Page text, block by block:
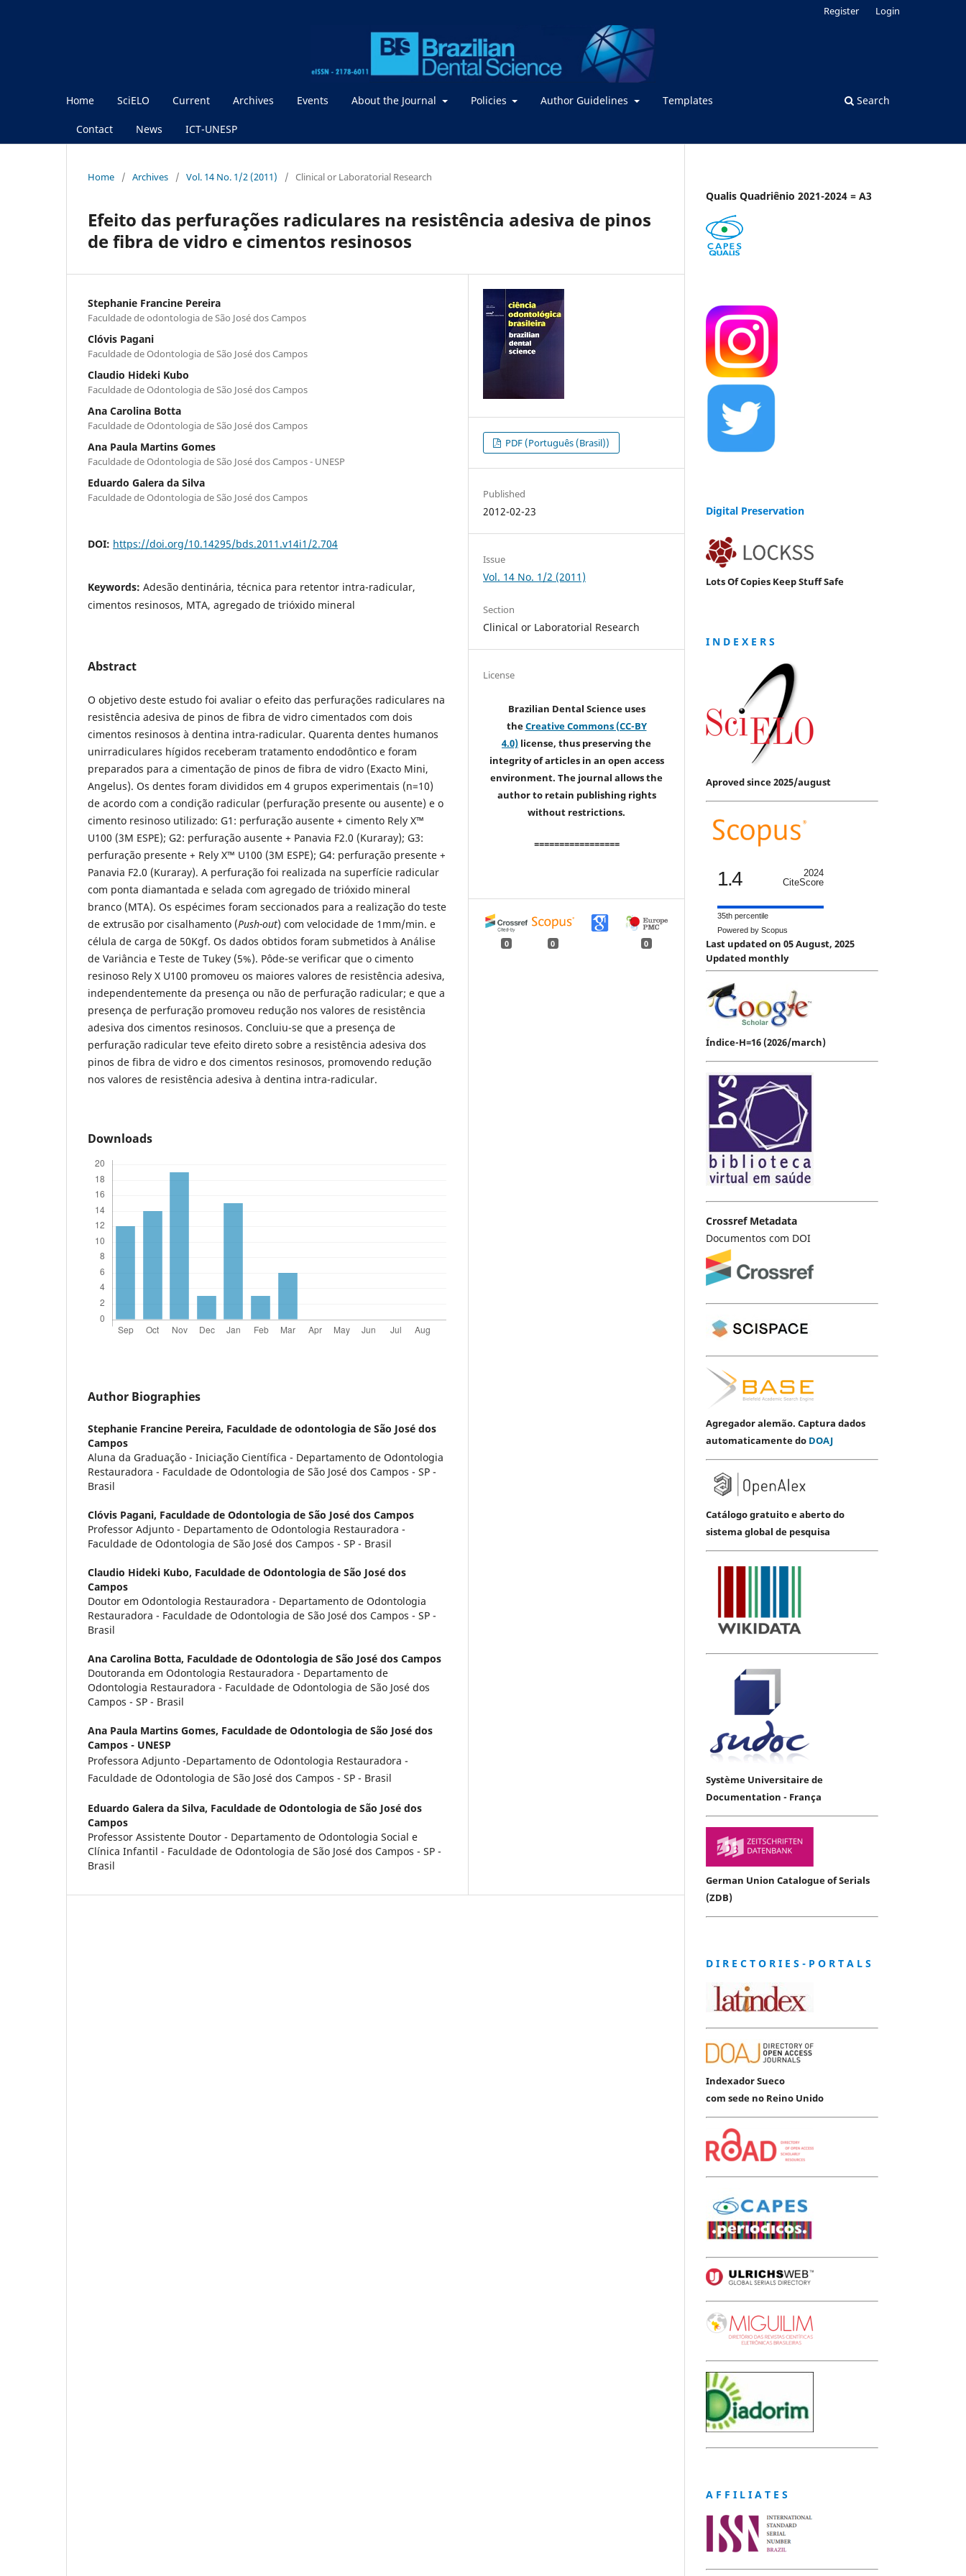
Home SciELO Current Archives Events About the Journal Policies Author Guidelines Templates
Contact News ICT-UNESP
Search
Register Login
Home / Archives / Vol. 14 No. 1/2 (2011) / Clinical or Laboratorial Research
Efeito das perfurações radiculares na resistência adesiva de pinos
de fibra de vidro e cimentos resinosos
Stephanie Francine Pereira
Faculdade de odontologia de São José dos Campos
Clóvis Pagani
Faculdade de Odontologia de São José dos Campos
Claudio Hideki Kubo
Faculdade de Odontologia de São José dos Campos
Ana Carolina Botta
Faculdade de Odontologia de São José dos Campos
Ana Paula Martins Gomes
Faculdade de Odontologia de São José dos Campos - UNESP
Eduardo Galera da Silva
Faculdade de Odontologia de São José dos Campos
DOI: https://doi.org/10.14295/bds.2011.v14i1/2.704
Keywords: Adesão dentinária, técnica para retentor intra-radicular,
cimentos resinosos, MTA, agregado de trióxido mineral
Abstract
O objetivo deste estudo foi avaliar o efeito das perfurações radiculares na
resistência adesiva de pinos de fibra de vidro cimentados com dois
cimentos resinosos à dentina intra-radicular. Quarenta dentes humanos
unirradiculares hígidos receberam tratamento endodôntico e foram
preparados para a cimentação de pinos de fibra de vidro (Exacto Mini,
Angelus). Os dentes foram divididos em 4 grupos experimentais (n=10)
de acordo com a condição radicular (perfuração presente ou ausente) e o
cimento resinoso utilizado: G1: perfuração ausente + cimento Rely X™
U100 (3M ESPE); G2: perfuração ausente + Panavia F2.0 (Kuraray); G3:
perfuração presente + Rely X™ U100 (3M ESPE); G4: perfuração presente +
Panavia F2.0 (Kuraray). A perfuração foi realizada na superfície radicular
com ponta diamantada e selada com agregado de trióxido mineral
branco (MTA). Os espécimes foram seccionados para a realização do teste
de extrusão por cisalhamento (Push-out) com velocidade de 1mm/min. e
célula de carga de 50Kgf. Os dados obtidos foram submetidos à Análise
de Variância e Teste de Tukey (5%). Pôde-se verificar que o cimento
resinoso Rely X U100 promoveu os maiores valores de resistência adesiva,
independentemente da presença ou não de perfuração radicular; e que a
presença de perfuração promoveu redução nos valores de resistência
adesiva dos cimentos resinosos. Concluiu-se que a presença de
perfuração radicular teve efeito direto sobre a resistência adesiva dos
pinos de fibra de vidro e dos cimentos resinosos, promovendo redução
nos valores de resistência adesiva à dentina intra-radicular.
Downloads
Author Biographies
Stephanie Francine Pereira, Faculdade de odontologia de São José dos
Campos
Aluna da Graduação - Iniciação Científica - Departamento de Odontologia
Restauradora - Faculdade de Odontologia de São José dos Campos - SP -
Brasil
Clóvis Pagani, Faculdade de Odontologia de São José dos Campos
Professor Adjunto - Departamento de Odontologia Restauradora -
Faculdade de Odontologia de São José dos Campos - SP - Brasil
Claudio Hideki Kubo, Faculdade de Odontologia de São José dos
Campos
Doutor em Odontologia Restauradora - Departamento de Odontologia
Restauradora - Faculdade de Odontologia de São José dos Campos - SP -
Brasil
Ana Carolina Botta, Faculdade de Odontologia de São José dos Campos
Doutoranda em Odontologia Restauradora - Departamento de
Odontologia Restauradora - Faculdade de Odontologia de São José dos
Campos - SP - Brasil
Ana Paula Martins Gomes, Faculdade de Odontologia de São José dos
Campos - UNESP
Professora Adjunto -Departamento de Odontologia Restauradora -
Faculdade de Odontologia de São José dos Campos - SP - Brasil
Eduardo Galera da Silva, Faculdade de Odontologia de São José dos
Campos
Professor Assistente Doutor - Departamento de Odontologia Social e
Clínica Infantil - Faculdade de Odontologia de São José dos Campos - SP -
Brasil
PDF (Português (Brasil))
Published
2012-02-23
Issue
Vol. 14 No. 1/2 (2011)
Section
Clinical or Laboratorial Research
License
Brazilian Dental Science uses
theCreative Commons (CC-BY
4.0) license, thus preserving the
integrity of articles in an open access
environment. The journal allows the
author to retain publishing rights
without restrictions.
=================
0 0 0
Qualis Quadriênio 2021-2024 = A3
Digital Preservation
Lots Of Copies Keep Stuff Safe
I N D E X E R S
Aproved since 2025/august
1.4
2024
CiteScore
35th percentile
Powered by Scopus
Last updated on 05 August, 2025
Updated monthly
Índice-H=16 (2026/march)
Crossref Metadata
Documentos com DOI
Agregador alemão. Captura dados
automaticamente do DOAJ
Catálogo gratuito e aberto do
sistema global de pesquisa
Système Universitaire de
Documentation - França
German Union Catalogue of Serials
(ZDB)
D I R E C T O R I E S - P O R T A L S
Indexador Sueco
com sede no Reino Unido
A F F I L I A T E S